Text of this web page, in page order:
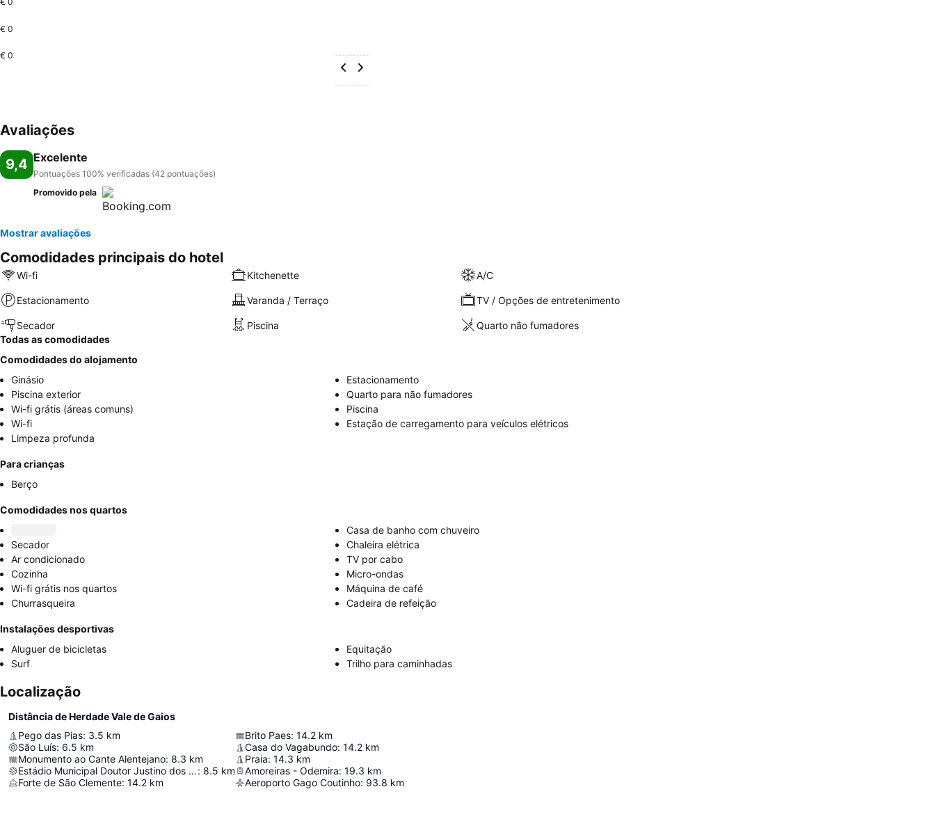
€ 0
€ 0
Avaliações
9,4 Excelente
Pontuações 100% verificadas (42 pontuações)
Promovido pela
Mostrar avaliações
Comodidades principais do hotel
Wi-fi Kitchenette A/C
Estacionamento Varanda / Terraço TV / Opções de entretenimento
Secador Piscina
Quarto não fumadores
Todas as comodidades
Comodidades do alojamento
Ginásio
Estacionamento
Piscina exterior
Quarto para não fumadores
Wi-fi grátis (áreas comuns)
Piscina
Wi-fi
Estação de carregamento para veículos elétricos
Limpeza profunda
Para crianças
Berço
Comodidades nos quartos
Casa de banho com chuveiro
Secador
Chaleira elétrica
Ar condicionado
TV por cabo
Cozinha
Micro-ondas
Wi-fi grátis nos quartos
Máquina de café
Churrasqueira
Cadeira de refeição
Instalações desportivas
Aluguer de bicicletas
Equitação
Surf
Trilho para caminhadas
Localização
Distância de Herdade Vale de Gaios
Pego das Pias: 3.5 km
São Luís: 6.5 km
Monumento ao Cante Alentejano: 8.3 km
Estádio Municipal Doutor Justino dos Santos: 8.5 km
Forte de São Clemente: 14.2 km
Brito Paes: 14.2 km
Casa do Vagabundo: 14.2 km
Praia: 14.3 km
Amoreiras - Odemira: 19.3 km
Aeroporto Gago Coutinho: 93.8 km